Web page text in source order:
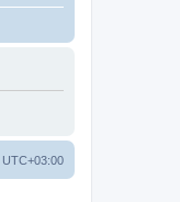
UTC+03:00